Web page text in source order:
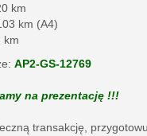
km
km (A4)
km
AP2-GS-12769
na prezentację !!!
transakcję,